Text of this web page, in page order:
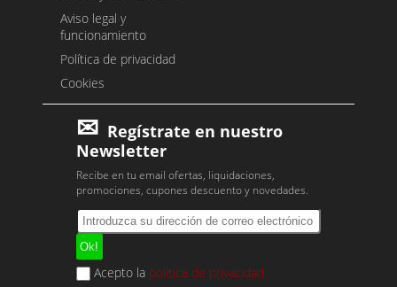
Aviso legal y
funcionamiento
Política de privacidad
Cookies
Regístrate en nuestro
Newsletter
Recibe en tu email ofertas, liquidaciones,
promociones, cupones descuento y novedades.
Acepto la política de privacidad